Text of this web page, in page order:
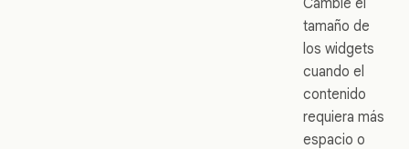
tamaño de
los widgets
cuando el
contenido
requiera más
espacio o